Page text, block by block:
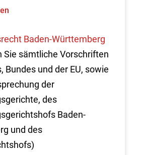
Baden-Württemberg
Sie sämtliche Vorschriften
Bundes und der EU, sowie
der
des
Baden-
und des